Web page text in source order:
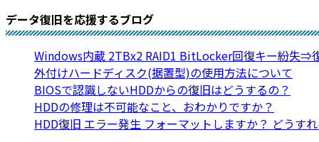
データ復旧を応援するブログ
Windows内蔵 2TBx2 RAID1 BitLocker回復キー紛失⇒
外付けハードディスク(据置型)の使用方法について
BIOSで認識しないHDDからの復旧はどうするの？
HDDの修理は不可能なこと、おわかりですか？
HDD復旧 エラー発生 フォーマットしますか？ どうす